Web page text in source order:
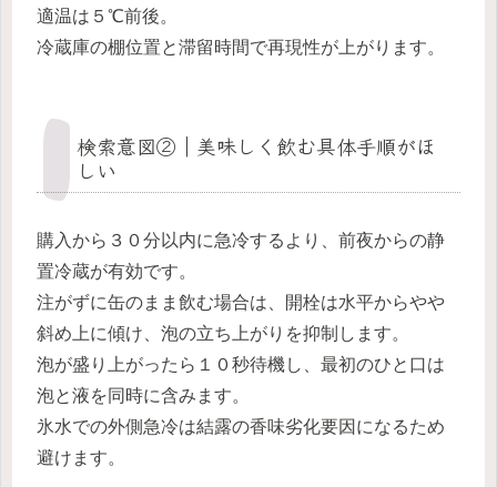
適温は５℃前後。
冷蔵庫の棚位置と滞留時間で再現性が上がります。
検索意図②｜美味しく飲む具体手順がほ
しい
購入から３０分以内に急冷するより、前夜からの静
置冷蔵が有効です。
注がずに缶のまま飲む場合は、開栓は水平からやや
斜め上に傾け、泡の立ち上がりを抑制します。
泡が盛り上がったら１０秒待機し、最初のひと口は
泡と液を同時に含みます。
氷水での外側急冷は結露の香味劣化要因になるため
避けます。